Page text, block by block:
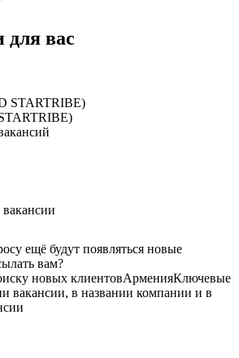
вас
ещё будут появляться новые
вам?
новых клиентовАрменияКлючевые
вакансии, в названии компании и в